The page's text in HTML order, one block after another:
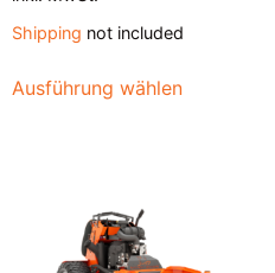
Shipping not included
Ausführung wählen